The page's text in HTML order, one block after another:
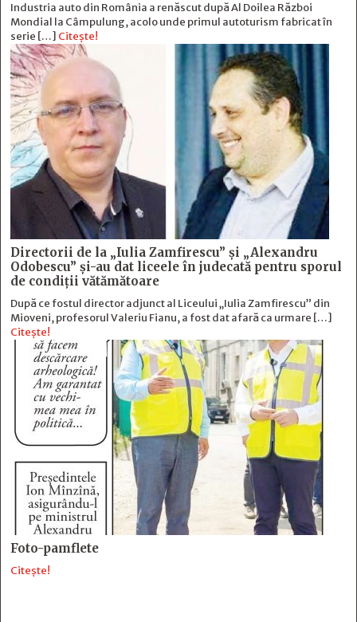
Industria auto din România a renăscut după Al Doilea Război
Mondial la Câmpulung, acolo unde primul autoturism fabricat în
serie […] Citește!
Directorii de la „Iulia Zamfirescu” și „Alexandru
Odobescu” și-au dat liceele în judecată pentru sporul
de condiții vătămătoare
După ce fostul director adjunct al Liceului „Iulia Zamfirescu” din
Mioveni, profesorul Valeriu Fianu, a fost dat afară ca urmare […]
Citește!
Foto-pamflete
Citește!